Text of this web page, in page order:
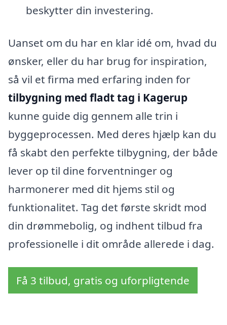
beskytter din investering.
Uanset om du har en klar idé om, hvad du
ønsker, eller du har brug for inspiration,
så vil et firma med erfaring inden for
tilbygning med fladt tag i Kagerup
kunne guide dig gennem alle trin i
byggeprocessen. Med deres hjælp kan du
få skabt den perfekte tilbygning, der både
lever op til dine forventninger og
harmonerer med dit hjems stil og
funktionalitet. Tag det første skridt mod
din drømmebolig, og indhent tilbud fra
professionelle i dit område allerede i dag.
Få 3 tilbud, gratis og uforpligtende